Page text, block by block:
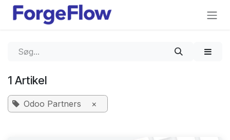
Gå til indhold
1 Artikel
Odoo Partners ×